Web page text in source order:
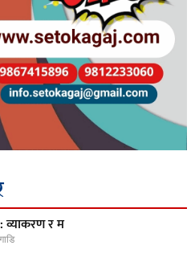
व्याकरण र म